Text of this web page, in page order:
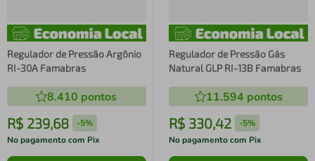
Regulador de Pressão Argônio
RI-30A Famabras
8.410 pontos
R$ 239,68 -5%
No pagamento com Pix
Regulador de Pressão Gás
Natural GLP RI-13B Famabras
11.594 pontos
R$ 330,42 -5%
No pagamento com Pix